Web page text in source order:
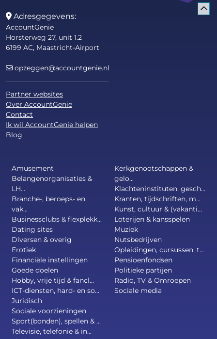
Adresgegevens:
AccountGenie
Horsterweg 27, unit 1.2
6199 AC, Maastricht-Airport
opzeggen@accountgenie.nl
Partner websites
Over AccountGenie
Contact
Ik wil AccountGenie helpen
Blog
Amusement
Belangenorganisaties &
LH...
Branche-, beroeps- en
vak...
Businessclubs & flexplekk...
Dating sites
Diversen & overig
Erotiek
Financiële instellingen
Goede doelen
Hobby, vrije tijd & fancl...
ICT-diensten, hard- en so...
Juridisch
Kerkgenootschappen &
gelo...
Klachteninstituten, gesch...
Kranten, tijdschriften, m...
Kunst, cultuur & (vakanti...
Loterijen & kansspelen
Muziek
Nutsbedrijven
Opleidingen, cursussen, t...
Pensioenfondsen
Politieke partijen
Radio, TV & Omroepen
Sociale media
Sociale voorzieningen
Sport(bonden), spellen & ...
Televisie, telefonie & in...